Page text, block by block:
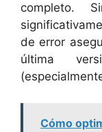
completo.
de error
última
Cómo